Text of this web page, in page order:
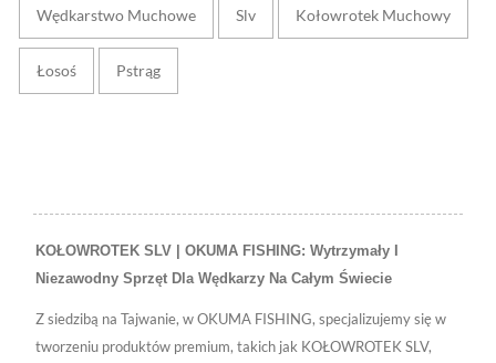
Wędkarstwo Muchowe Slv Kołowrotek Muchowy
Łosoś Pstrąg
KOŁOWROTEK SLV | OKUMA FISHING: Wytrzymały I
Niezawodny Sprzęt Dla Wędkarzy Na Całym Świecie
Z siedzibą na Tajwanie, w OKUMA FISHING, specjalizujemy się w
tworzeniu produktów premium, takich jak KOŁOWROTEK SLV,